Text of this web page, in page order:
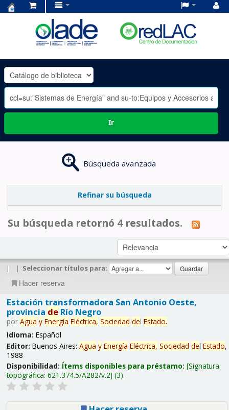
OLADE
-
Ir
Búsqueda avanzada
Refinar su búsqueda
Su búsqueda retornó 4 resultados.
| | Seleccionar títulos para:
Hacer reserva
Estación transformadora San Antonio Oeste,
provincia deRío Negro
por Agua y Energía Eléctrica, Sociedad del Estado.
Idioma: Español
Editor: Buenos Aires: Agua y Energía Eléctrica, Sociedad del Estado,
1988
Disponibilidad: Ítems disponibles para préstamo: Signatura
topográfica: 621.374.5/A282/v.2 (3).